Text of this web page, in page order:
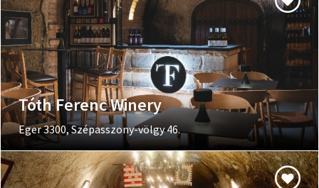
Tóth Ferenc Winery
Eger 3300, Szépasszony-völgy 46.